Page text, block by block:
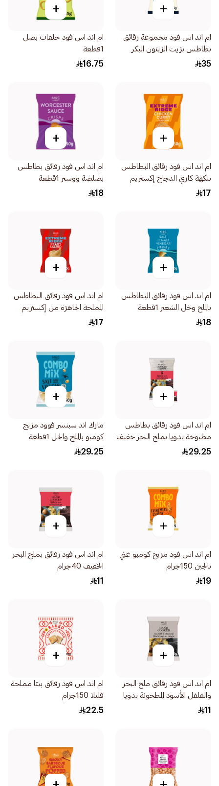
+
ام اند اس فود مجموعة رقائق
بطاطس بزيت الزيتون البكر
الممتاز مع ملح البحر الأبيض
35
+
ام اند اس فود حلقات بصل
1قطعة
16.75
+
ام اند اس فود رقائق البطاطس
بنكهة كاري الدجاج إكستريم
ريدج 150جرام
17
+
ام اند اس فود رقائق بطاطس
بصلصة ووستر 1قطعة
18
+
ام اند اس فود رقائق البطاطس
بالملح وخل الشعير 1قطعة
18
+
ام اند اس فود رقائق البطاطس
المملحة الجاهزة من إكستريم
ريدج 150جرام
17
+
ام اند اس فود رقائق بطاطس
مطبوخة يدويا بملح البحر خفيف
6أكياس
29.25
+
مارك اند سبنسر فوود مزيج
كومبو بالملح والخل 1قطعة
29.25
+
ام اند اس فود مزيج كومبو غني
بالجبن 150جرام
19
+
ام اند اس فود رقائق بملح البحر
الخفيف 40جرام
11
+
ام اند اس فود رقائق ملح البحر
والفلفل الأسود المطحونة يدويا
40جرام
11
+
ام اند اس فود رقائق بيتا مملحة
قليلا 150جرام
22.5